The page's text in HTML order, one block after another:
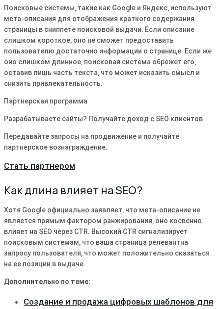
Поисковые системы‚ такие как Google и Яндекс‚ используют
мета-описания для отображения краткого содержания
страницы в сниппете поисковой выдачи. Если описание
слишком короткое‚ оно не сможет предоставить
пользователю достаточно информации о странице. Если же
оно слишком длинное‚ поисковая система обрежет его‚
оставив лишь часть текста‚ что может исказить смысл и
снизить привлекательность.
Партнерская программа
Разрабатываете сайты? Получайте доход с SEO клиентов
Передавайте запросы на продвижение и получайте
партнерское вознаграждение.
Стать партнером
Как длина влияет на SEO?
Хотя Google официально заявляет‚ что мета-описание не
является прямым фактором ранжирования‚ оно косвенно
влияет на SEO через CTR. Высокий CTR сигнализирует
поисковым системам‚ что ваша страница релевантна
запросу пользователя‚ что может положительно сказаться
на ее позиции в выдаче.
Дополнительно по теме:
Создание и продажа цифровых шаблонов для